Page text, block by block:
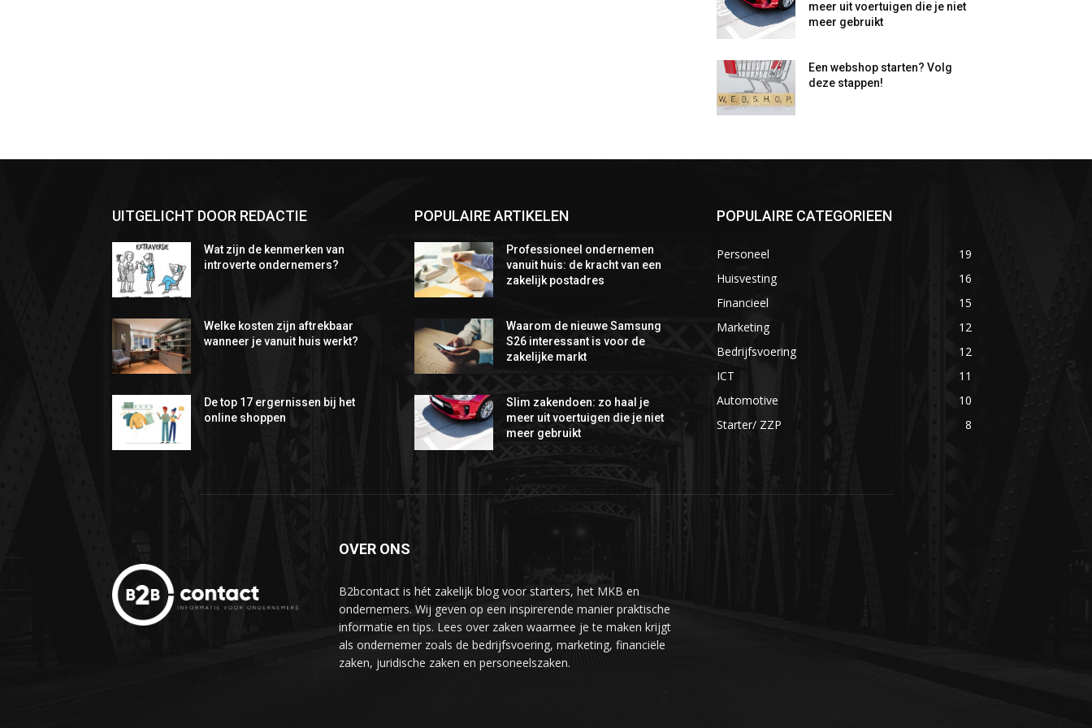
meer uit voertuigen die je niet
meer gebruikt
Een webshop starten? Volg
deze stappen!
UITGELICHT DOOR REDACTIE
Wat zijn de kenmerken van
introverte ondernemers?
Welke kosten zijn aftrekbaar
wanneer je vanuit huis werkt?
De top 17 ergernissen bij het
online shoppen
POPULAIRE ARTIKELEN
Professioneel ondernemen
vanuit huis: de kracht van een
zakelijk postadres
Waarom de nieuwe Samsung
S26 interessant is voor de
zakelijke markt
Slim zakendoen: zo haal je
meer uit voertuigen die je niet
meer gebruikt
POPULAIRE CATEGORIEEN
Personeel
19
Huisvesting
16
Financieel
15
Marketing
12
Bedrijfsvoering
12
ICT
11
Automotive
10
Starter/ ZZP
8
OVER ONS
B2bcontact is hét zakelijk blog voor starters, het MKB en
ondernemers. Wij geven op een inspirerende manier praktische
informatie en tips. Lees over zaken waarmee je te maken krijgt
als ondernemer zoals de bedrijfsvoering, marketing, financiële
zaken, juridische zaken en personeelszaken.